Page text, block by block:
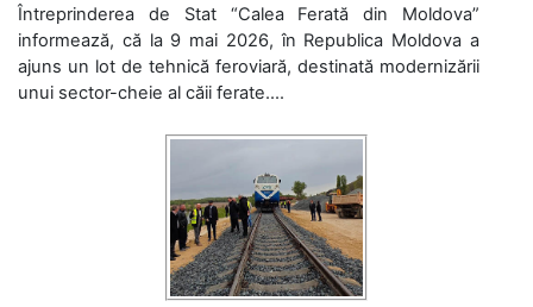
Întreprinderea de Stat “Calea Ferată din Moldova”
informează, că la 9 mai 2026, în Republica Moldova a
ajuns un lot de tehnică feroviară, destinată modernizării
unui sector-cheie al căii ferate....